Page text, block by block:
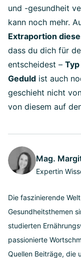
und -gesundheit
kann noch mehr.
Extraportion
dass du dich für
entscheidest – Typ
Geduld ist auch
geschieht nicht
von diesem auf
Mag.
Expertin
Die faszinierende
Gesundheitsthemen
studierten
passionierte
Quellen Beiträge, die